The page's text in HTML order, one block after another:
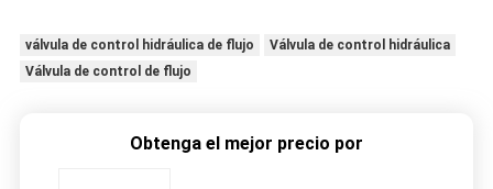
válvula de control hidráulica de flujo
Válvula de control hidráulica
Válvula de control de flujo
Obtenga el mejor precio por